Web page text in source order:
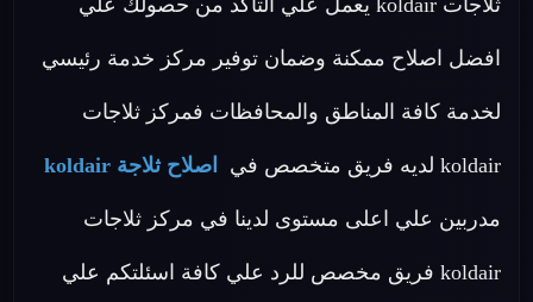
ثلاجات koldair يعمل علي التأكد من حصولك علي
افضل اصلاح ممكنة وضمان توفير مركز خدمة رئيسي
لخدمة كافة المناطق والمحافظات فمركز ثلاجات
koldair لديه فريق متخصص في اصلاح ثلاجة koldair
مدربين علي اعلى مستوى لدينا في مركز ثلاجات
koldair فريق مخصص للرد علي كافة اسئلتكم علي